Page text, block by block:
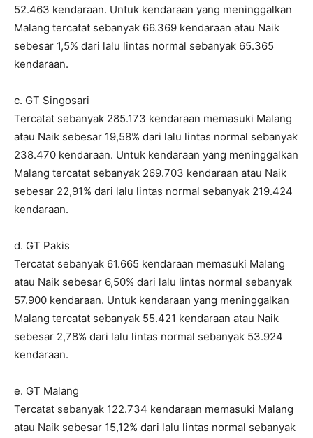
52.463 kendaraan. Untuk kendaraan yang meninggalkan
Malang tercatat sebanyak 66.369 kendaraan atau Naik
sebesar 1,5% dari lalu lintas normal sebanyak 65.365
kendaraan.
c. GT Singosari
Tercatat sebanyak 285.173 kendaraan memasuki Malang
atau Naik sebesar 19,58% dari lalu lintas normal sebanyak
238.470 kendaraan. Untuk kendaraan yang meninggalkan
Malang tercatat sebanyak 269.703 kendaraan atau Naik
sebesar 22,91% dari lalu lintas normal sebanyak 219.424
kendaraan.
d. GT Pakis
Tercatat sebanyak 61.665 kendaraan memasuki Malang
atau Naik sebesar 6,50% dari lalu lintas normal sebanyak
57.900 kendaraan. Untuk kendaraan yang meninggalkan
Malang tercatat sebanyak 55.421 kendaraan atau Naik
sebesar 2,78% dari lalu lintas normal sebanyak 53.924
kendaraan.
e. GT Malang
Tercatat sebanyak 122.734 kendaraan memasuki Malang
atau Naik sebesar 15,12% dari lalu lintas normal sebanyak